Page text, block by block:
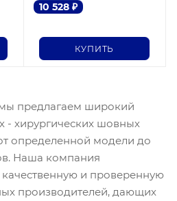
10 528₽
КУПИТЬ
предлагаем широкий
- хирургических шовных
определенной модели до
Наша компания
качественную и проверенную
производителей, дающих